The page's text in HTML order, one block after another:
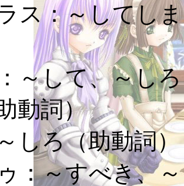
ス：～してし
～して、～し
動詞）
～しろ（助動詞）
：～すべき、